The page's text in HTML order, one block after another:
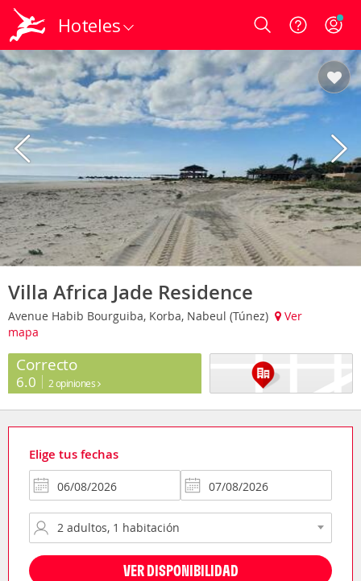
Hoteles Login
Villa Africa Jade Residence
Avenue Habib Bourguiba, Korba, Nabeul (Túnez)
Ver
mapa
Correcto
6.0 2 opiniones
Elige tus fechas
VER DISPONIBILIDAD